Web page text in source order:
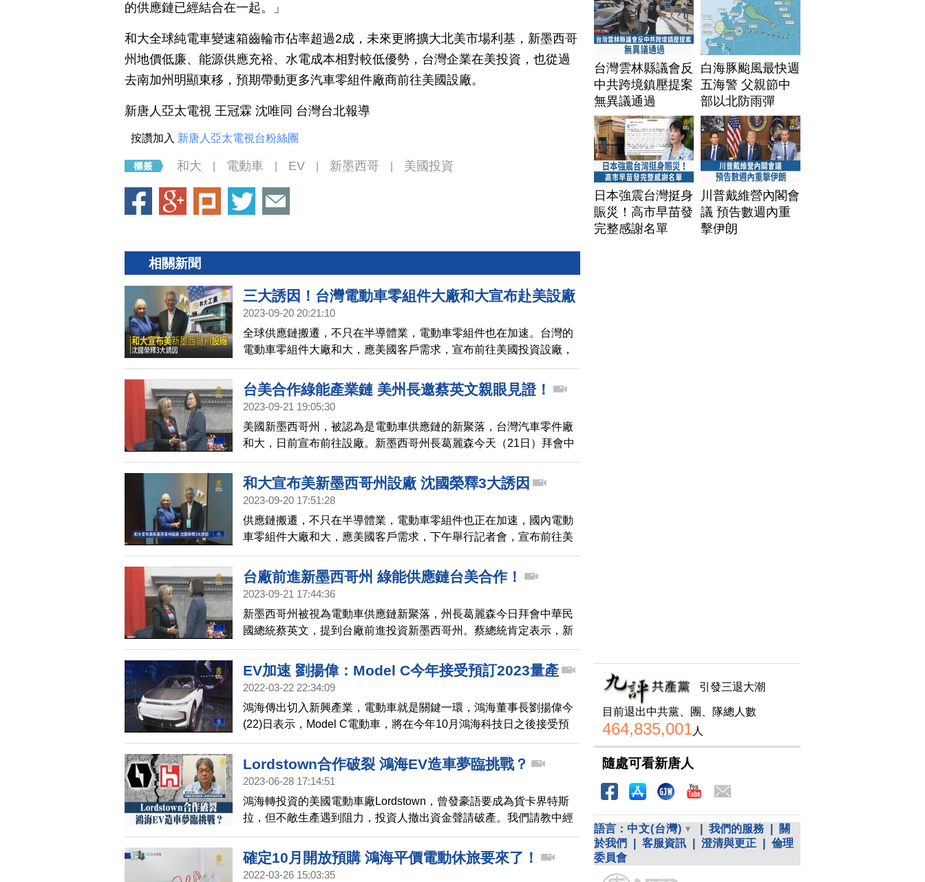
的供應鏈已經結合在一起。」
和大全球純電車變速箱齒輪市佔率超過2成，未來更將擴大北美市場利基，新墨西哥
州地價低廉、能源供應充裕、水電成本相對較低優勢，台灣企業在美投資，也從過
去南加州明顯東移，預期帶動更多汽車零組件廠商前往美國設廠。
新唐人亞太電視 王冠霖 沈唯同 台灣台北報導
按讚加入 新唐人亞太電視台粉絲團
和大 電動車 EV 新墨西哥 美國投資
相關新聞
三大誘因！台灣電動車零組件大廠和大宣布赴美設廠
2023-09-20 20:21:10
全球供應鏈搬遷，不只在半導體業，電動車零組件也在加速。台灣的
電動車零組件大廠和大，應美國客戶需求，宣布前往美國投資設廠，
下午記者會表示，初期投資金額15億新台幣。新墨西哥州州長葛麗森
也出席見證。
台美合作綠能產業鏈 美州長邀蔡英文親眼見證！
2023-09-21 19:05:30
美國新墨西哥州，被認為是電動車供應鏈的新聚落，台灣汽車零件廠
和大，日前宣布前往設廠。新墨西哥州長葛麗森今天（21日）拜會中
華民國總統蔡英文，邀請訪美見證夥伴關係。
和大宣布美新墨西哥州設廠 沈國榮釋3大誘因
2023-09-20 17:51:28
供應鏈搬遷，不只在半導體業，電動車零組件也正在加速，國內電動
車零組件大廠和大，應美國客戶需求，下午舉行記者會，宣布前往美
國投資設廠，初期投資金額15億新台幣，新墨西哥州州長葛麗森，也
一同出席見證。
台廠前進新墨西哥州 綠能供應鏈台美合作！
2023-09-21 17:44:36
新墨西哥州被視為電動車供應鏈新聚落，州長葛麗森今日拜會中華民
國總統蔡英文，提到台廠前進投資新墨西哥州。蔡總統肯定表示，新
墨西哥州將成為台美綠能產業鏈合作的典範。
EV加速 劉揚偉：Model C今年接受預訂2023量產
2022-03-22 22:34:09
鴻海傳出切入新興產業，電動車就是關鍵一環，鴻海董事長劉揚偉今
(22)日表示，Model C電動車，將在今年10月鴻海科技日之後接受預
訂，也就代表即將步入量產，整體產業市況，劉揚偉是審慎樂觀，但
強調通膨問題可能是最大變數。
Lordstown合作破裂 鴻海EV造車夢臨挑戰？
2023-06-28 17:14:51
鴻海轉投資的美國電動車廠Lordstown，曾發豪語要成為貨卡界特斯
拉，但不敵生產遇到阻力，投資人撤出資金聲請破產。我們請教中經
院副研究員戴志言博士，怎麼看鴻海和Lordstown從合作到破局的局
面？是否也凸顯電動車產業難以進攻，要成為下一個特斯拉，其實不
是這麼容易？
確定10月開放預購 鴻海平價電動休旅要來了！
2022-03-26 15:03:35
台灣雲林縣議會反
中共跨境鎮壓提案
無異議通過
白海豚颱風最快週
五海警 父親節中
部以北防雨彈
日本強震台灣挺身
賑災！高市早苗發
完整感謝名單
川普戴維營內閣會
議 預告數週內重
擊伊朗
引發三退大潮
目前退出中共黨、團、隊總人數
464,835,001人
隨處可看新唐人
語言： 中文(台灣) 我們的服務
關
於我們
客服資訊 澄清與更正
倫理
委員會